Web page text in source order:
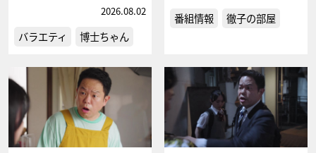
2026.08.02
バラエティ 博士ちゃん
番組情報 徹子の部屋